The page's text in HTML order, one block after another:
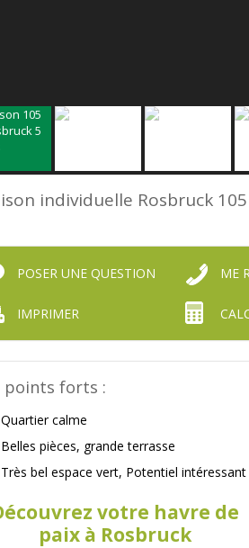
individuelle Rosbruck
POSER UNE QUESTION ME
IMPRIMER
points forts :
Quartier calme
Belles pièces, grande terrasse
Très bel espace vert, Potentiel intéressant
votre havre de
paix à Rosbruck